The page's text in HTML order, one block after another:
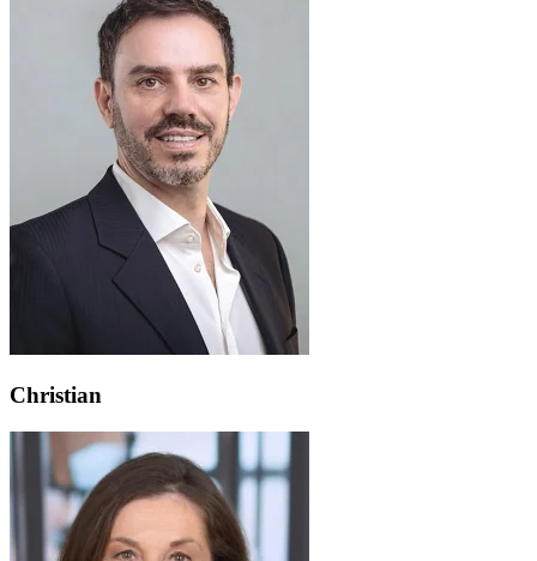
Christian